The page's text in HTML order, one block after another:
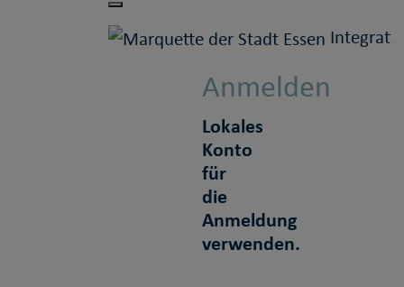
Anmelden
Lokales
Konto
für
die
Anmeldung
verwenden.